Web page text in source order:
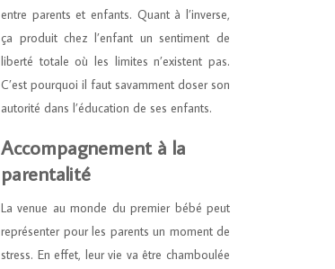
entre parents et enfants. Quant à l’inverse,
ça produit chez l’enfant un sentiment de
liberté totale où les limites n’existent pas.
C’est pourquoi il faut savamment doser son
autorité dans l’éducation de ses enfants.
Accompagnement à la
parentalité
La venue au monde du premier bébé peut
représenter pour les parents un moment de
stress. En effet, leur vie va être chamboulée